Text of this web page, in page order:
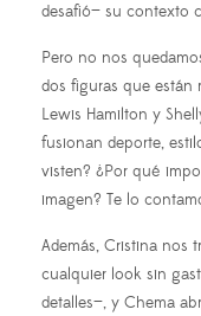
desafió— su contexto
Pero no nos
dos figuras que están
Lewis Hamilton y
fusionan deporte,
visten? ¿Por qué
imagen? Te lo
Además, Cristina nos
cualquier look sin
detalles—, y Chema